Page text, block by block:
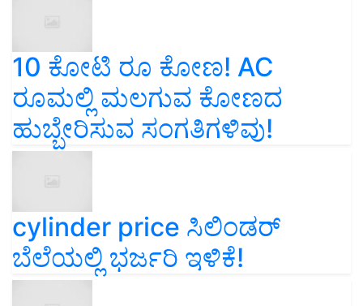
10 ಕೋಟಿ ರೂ ಕೋಣ! AC
ರೂಮಲ್ಲಿ ಮಲಗುವ ಕೋಣದ
ಹುಬ್ಬೇರಿಸುವ ಸಂಗತಿಗಳಿವು!
cylinder price ಸಿಲಿಂಡರ್‌
ಬೆಲೆಯಲ್ಲಿ ಭರ್ಜರಿ ಇಳಿಕೆ!